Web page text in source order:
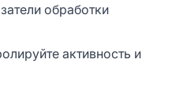
обработки
активность и